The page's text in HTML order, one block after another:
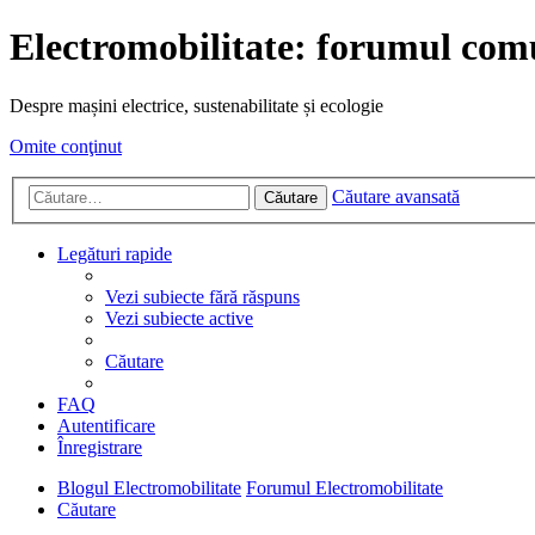
Electromobilitate: forumul
Despre mașini electrice, sustenabilitate și ecologie
Omite conţinut
Căutare Căutare avansată
Legături rapide
Vezi subiecte fără răspuns
Vezi subiecte active
Căutare
FAQ
Autentificare
Înregistrare
Blogul Electromobilitate Forumul Electromobilitate
Căutare